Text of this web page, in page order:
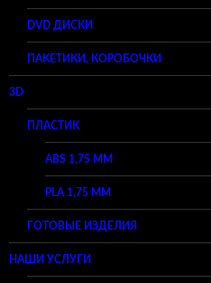
DVD ДИСКИ
ПАКЕТИКИ, КОРОБОЧКИ
3D
ПЛАСТИК
ABS 1,75 ММ
PLA 1,75 ММ
ГОТОВЫЕ ИЗДЕЛИЯ
НАШИ УСЛУГИ